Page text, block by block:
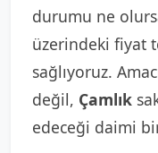
durumu ne
üzerindeki fiyat
sağlıyoruz.
değil, Çamlık
edeceği daimi